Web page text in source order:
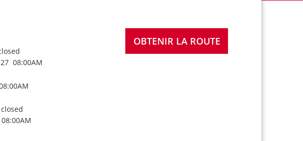
08:00AM
OBTENIR LA ROUTE